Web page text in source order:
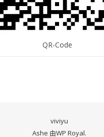
QR-Code
viviyu
Ashe 由WP Royal.